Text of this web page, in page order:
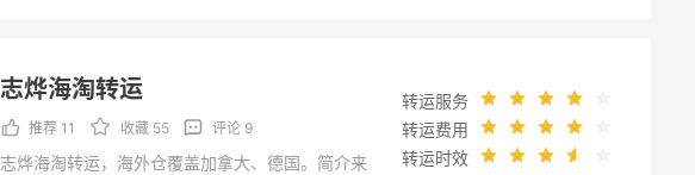
来自转运公司官方，以官网为准：
http://www.sonic-ex.com/single.aspx?catid=21
志烨海淘转运
推荐 11 收藏 55 评论 9
志烨海淘转运，海外仓覆盖加拿大、德国。简介来
转运服务
转运费用
转运时效